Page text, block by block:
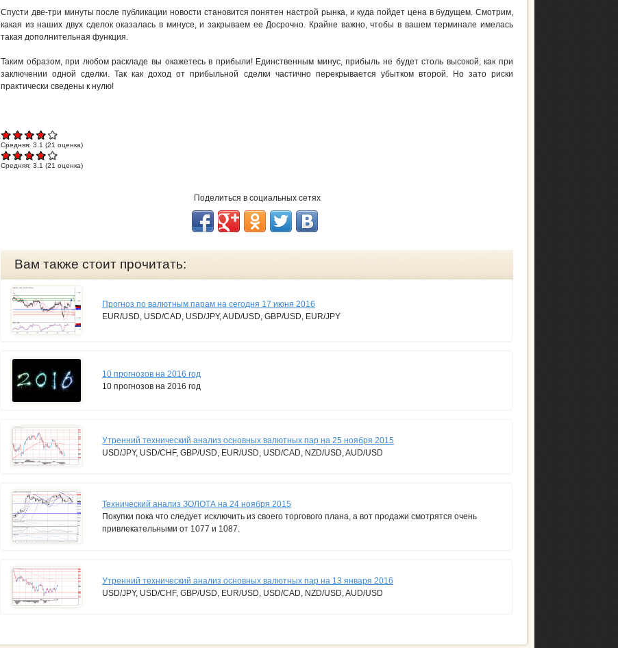
Спусти две-три минуты после публикации новости становится понятен настрой рынка, и куда пойдет цена в будущем. Смотрим,
какая из наших двух сделок оказалась в минусе, и закрываем ее Досрочно. Крайне важно, чтобы в вашем терминале имелась
такая дополнительная функция.
Таким образом, при любом раскладе вы окажетесь в прибыли! Единственным минус, прибыль не будет столь высокой, как при
заключении одной сделки. Так как доход от прибыльной сделки частично перекрывается убытком второй. Но зато риски
практически сведены к нулю!
Средняя: 3.1 (21 оценка)
Средняя: 3.1 (21 оценка)
Поделиться в социальных сетях
Вам также стоит прочитать:
Прогноз по валютным парам на сегодня 17 июня 2016
EUR/USD, USD/CAD, USD/JPY, AUD/USD, GBP/USD, EUR/JPY
10 прогнозов на 2016 год
10 прогнозов на 2016 год
Утренний технический анализ основных валютных пар на 25 ноября 2015
USD/JPY, USD/CHF, GBP/USD, EUR/USD, USD/CAD, NZD/USD, AUD/USD
Технический анализ ЗОЛОТА на 24 ноября 2015
Покупки пока что следует исключить из своего торгового плана, а вот продажи смотрятся очень
привлекательными от 1077 и 1087.
Утренний технический анализ основных валютных пар на 13 января 2016
USD/JPY, USD/CHF, GBP/USD, EUR/USD, USD/CAD, NZD/USD, AUD/USD